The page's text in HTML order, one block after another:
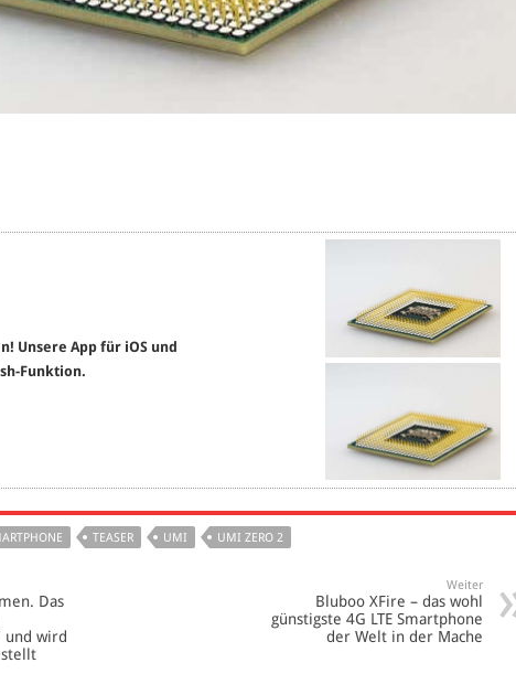
Unsere App für iOS und
Funktion.
TEASER UMI UMI ZERO 2
Das
und wird
Weiter
Bluboo XFire – das wohl
günstigste 4G LTE Smartphone
der Welt in der Mache